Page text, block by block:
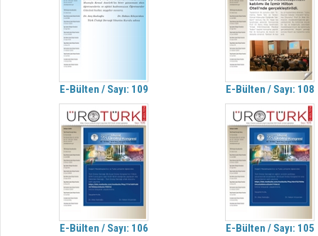
E-Bülten / Sayı: 109 E-Bülten / Sayı: 108
E-Bülten / Sayı: 106 E-Bülten / Sayı: 105